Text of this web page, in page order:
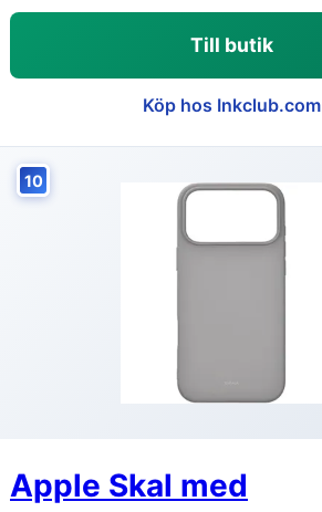
Till butik
Köp hos Inkclub.com
10
Apple Skal med